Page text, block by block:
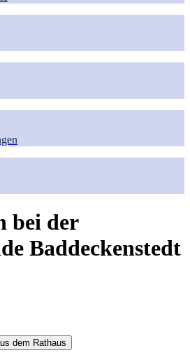
bei der
Baddeckenstedt
dem Rathaus